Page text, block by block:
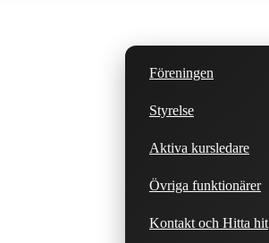
Föreningen
Styrelse
Aktiva kursledare
Övriga funktionärer
Kontakt och Hitta hit